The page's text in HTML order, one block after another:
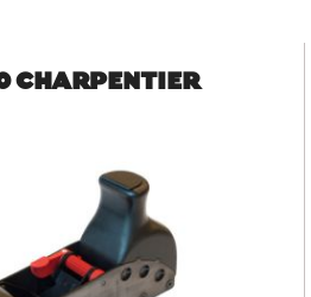
CHARPENTIER